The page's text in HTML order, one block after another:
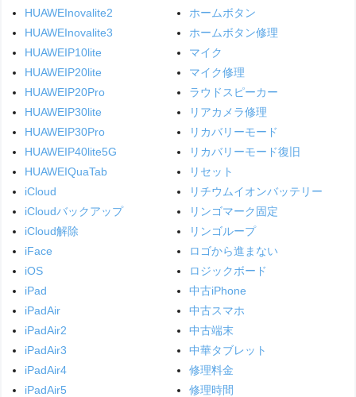
HUAWEInovalite2
HUAWEInovalite3
HUAWEIP10lite
HUAWEIP20lite
HUAWEIP20Pro
HUAWEIP30lite
HUAWEIP30Pro
HUAWEIP40lite5G
HUAWEIQuaTab
iCloud
iCloudバックアップ
iCloud解除
iFace
iOS
iPad
iPadAir
iPadAir2
iPadAir3
iPadAir4
iPadAir5
ホームボタン
ホームボタン修理
マイク
マイク修理
ラウドスピーカー
リアカメラ修理
リカバリーモード
リカバリーモード復旧
リセット
リチウムイオンバッテリー
リンゴマーク固定
リンゴループ
ロゴから進まない
ロジックボード
中古iPhone
中古スマホ
中古端末
中華タブレット
修理料金
修理時間